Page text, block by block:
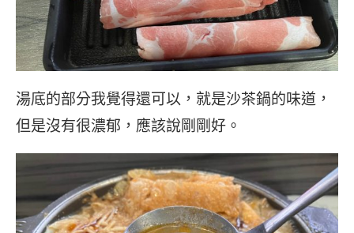
湯底的部分我覺得還可以，就是沙茶鍋的味道，
但是沒有很濃郁，應該說剛剛好。